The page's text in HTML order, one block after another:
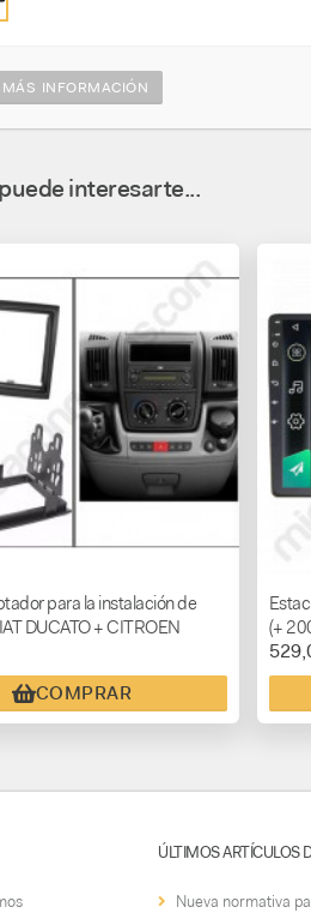
INFORMACIÓN
interesarte...
para la instalación de
DUCATO + CITROEN
BOXER
COMPRAR
(+
ÚLTIMOS ARTÍCULOS
Nueva normativa